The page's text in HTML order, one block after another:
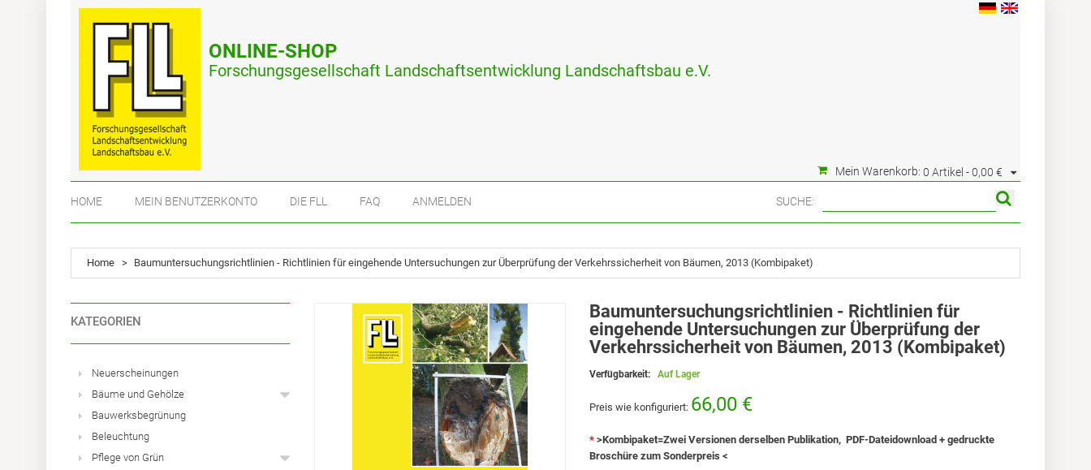
ONLINE-SHOP
Forschungsgesellschaft Landschaftsentwicklung Landschaftsbau e.V.
Mein Warenkorb: 0 Artikel -0,00 €
HOME MEIN BENUTZERKONTO DIE FLL FAQ ANMELDEN SUCHE:
Home > Baumuntersuchungsrichtlinien - Richtlinien für eingehende Untersuchungen zur Überprüfung der Verkehrssicherheit von Bäumen, 2013 (Kombipaket)
Baumuntersuchungsrichtlinien - Richtlinien für
eingehende Untersuchungen zur Überprüfung der
Verkehrssicherheit von Bäumen, 2013 (Kombipaket)
Verfügbarkeit: Auf Lager
Preis wie konfiguriert: 66,00 €
*>Kombipaket=Zwei Versionen derselben Publikation, PDF-Dateidownload + gedruckte
Broschüre zum Sonderpreis <
KATEGORIEN
Neuerscheinungen
Bäume und Gehölze
Bauwerksbegrünung
Beleuchtung
Pflege von Grün